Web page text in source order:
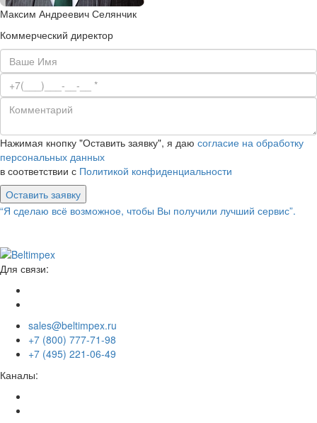
Максим Андреевич Селянчик
Коммерческий директор
Нажимая кнопку "Оставить заявку", я даю согласие на обработку
персональных данных
в соответствии с Политикой конфиденциальности
Оставить заявку
“Я сделаю всё возможное, чтобы Вы получили лучший сервис”.
Для связи:
sales@beltimpex.ru
+7 (800) 777-71-98
+7 (495) 221-06-49
Каналы: